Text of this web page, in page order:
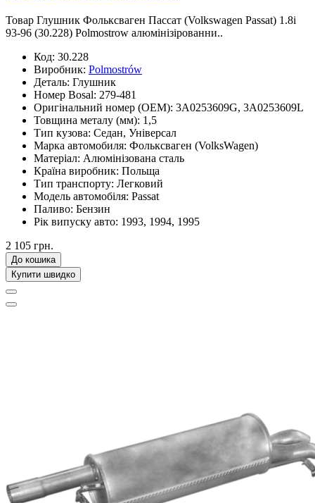
Товар Глушник Фольксваген Пассат (Volkswagen Passat) 1.8i
93-96 (30.228) Polmostrow алюмінізірованни..
Код: 30.228
Виробник: Polmostrów
Деталь: Глушник
Номер Bosal: 279-481
Оригінальний номер (OEM): 3A0253609G, 3A0253609L
Товщина металу (мм): 1,5
Тип кузова: Седан, Універсал
Марка автомобиля: Фольксваген (VolksWagen)
Матеріал: Алюмінізована сталь
Країна виробник: Польща
Тип транспорту: Легковий
Модель автомобіля: Passat
Паливо: Бензин
Рік випуску авто: 1993, 1994, 1995
2 105 грн.
До кошика
Купити швидко